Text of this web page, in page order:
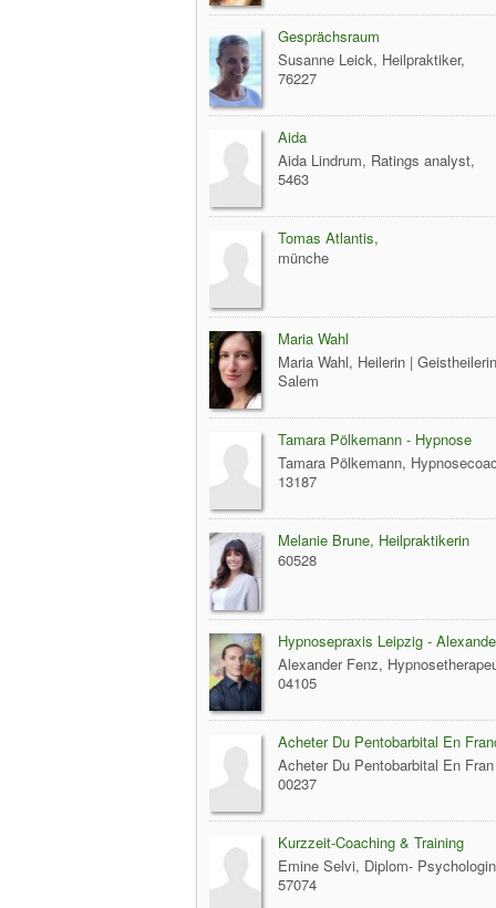
Gesprächsraum
Susanne Leick, Heilpraktiker,
76227
Aida
Aida Lindrum, Ratings analyst,
5463
Tomas Atlantis,
münche
Maria Wahl
Maria Wahl, Heilerin |
Salem
Tamara Pölkemann - Hypnose
Tamara Pölkemann,
13187
Melanie Brune, Heilpraktikerin
60528
Hypnosepraxis Leipzig -
Alexander Fenz,
04105
Acheter Du Pentobarbital En
Acheter Du Pentobarbital En
00237
Kurzzeit-Coaching & Training
Emine Selvi, Diplom-
57074